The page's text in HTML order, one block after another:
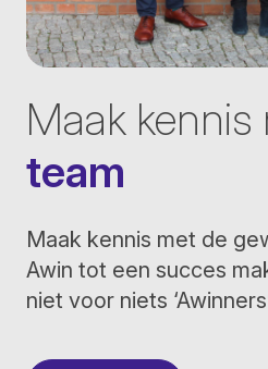
Maak kennis
team
Maak kennis met de
Awin tot een succes
niet voor niets